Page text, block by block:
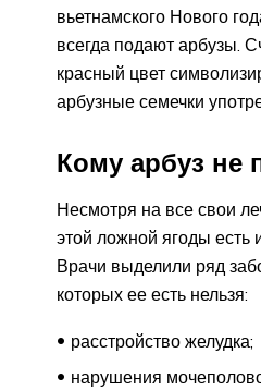
вьетнамского Нового
всегда подают арбузы.
красный цвет
арбузные семечки
Кому арбуз не
Несмотря на все свои
этой ложной ягоды есть
Врачи выделили ряд
которых ее есть нельзя:
расстройство желудка;
нарушения